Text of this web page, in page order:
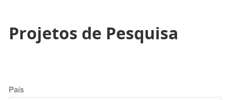
Projetos de Pesquisa
País